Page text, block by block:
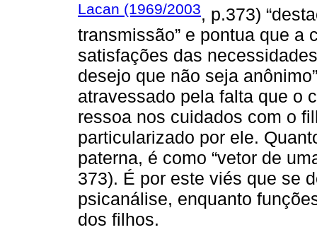
Lacan (1969/2003, p.373)
transmissão” e pontua que a
satisfações das
desejo que não seja
atravessado pela falta que o
ressoa nos cuidados com o
particularizado por ele.
paterna, é como “vetor de
373). É por este viés que se
psicanálise, enquanto
dos filhos.